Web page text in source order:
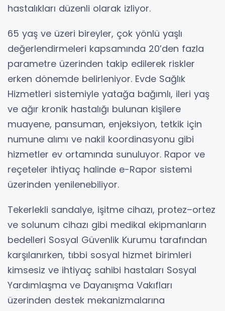
hastalıkları düzenli olarak izliyor.
65 yaş ve üzeri bireyler, çok yönlü yaşlı
değerlendirmeleri kapsamında 20’den fazla
parametre üzerinden takip edilerek riskler
erken dönemde belirleniyor. Evde Sağlık
Hizmetleri sistemiyle yatağa bağımlı, ileri yaş
ve ağır kronik hastalığı bulunan kişilere
muayene, pansuman, enjeksiyon, tetkik için
numune alımı ve nakil koordinasyonu gibi
hizmetler ev ortamında sunuluyor. Rapor ve
reçeteler ihtiyaç halinde e-Rapor sistemi
üzerinden yenilenebiliyor.
Tekerlekli sandalye, işitme cihazı, protez–ortez
ve solunum cihazı gibi medikal ekipmanların
bedelleri Sosyal Güvenlik Kurumu tarafından
karşılanırken, tıbbi sosyal hizmet birimleri
kimsesiz ve ihtiyaç sahibi hastaları Sosyal
Yardımlaşma ve Dayanışma Vakıfları
üzerinden destek mekanizmalarına